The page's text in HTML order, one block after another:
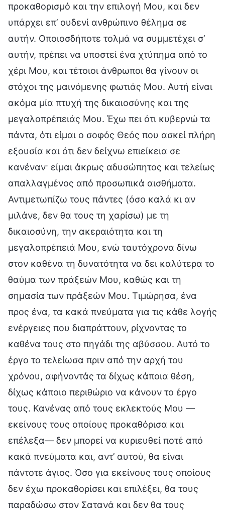
προκαθορισμό και την επιλογή Μου, και δεν
υπάρχει επ’ ουδενί ανθρώπινο θέλημα σε
αυτήν. Οποιοσδήποτε τολμά να συμμετέχει σ’
αυτήν, πρέπει να υποστεί ένα χτύπημα από το
χέρι Μου, και τέτοιοι άνθρωποι θα γίνουν οι
στόχοι της μαινόμενης φωτιάς Μου. Αυτή είναι
ακόμα μία πτυχή της δικαιοσύνης και της
μεγαλοπρέπειάς Μου. Έχω πει ότι κυβερνώ τα
πάντα, ότι είμαι ο σοφός Θεός που ασκεί πλήρη
εξουσία και ότι δεν δείχνω επιείκεια σε
κανέναν· είμαι άκρως αδυσώπητος και τελείως
απαλλαγμένος από προσωπικά αισθήματα.
Αντιμετωπίζω τους πάντες (όσο καλά κι αν
μιλάνε, δεν θα τους τη χαρίσω) με τη
δικαιοσύνη, την ακεραιότητα και τη
μεγαλοπρέπειά Μου, ενώ ταυτόχρονα δίνω
στον καθένα τη δυνατότητα να δει καλύτερα το
θαύμα των πράξεών Μου, καθώς και τη
σημασία των πράξεών Μου. Τιμώρησα, ένα
προς ένα, τα κακά πνεύματα για τις κάθε λογής
ενέργειες που διαπράττουν, ρίχνοντας το
καθένα τους στο πηγάδι της αβύσσου. Αυτό το
έργο το τελείωσα πριν από την αρχή του
χρόνου, αφήνοντάς τα δίχως κάποια θέση,
δίχως κάποιο περιθώριο να κάνουν το έργο
τους. Κανένας από τους εκλεκτούς Μου —
εκείνους τους οποίους προκαθόρισα και
επέλεξα— δεν μπορεί να κυριευθεί ποτέ από
κακά πνεύματα και, αντ’ αυτού, θα είναι
πάντοτε άγιος. Όσο για εκείνους τους οποίους
δεν έχω προκαθορίσει και επιλέξει, θα τους
παραδώσω στον Σατανά και δεν θα τους